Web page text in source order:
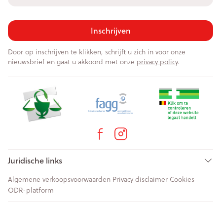
Inschrijven
Door op inschrijven te klikken, schrijft u zich in voor onze
nieuwsbrief en gaat u akkoord met onze privacy policy.
Juridische links
Algemene verkoopsvoorwaarden Privacy disclaimer Cookies
ODR-platform